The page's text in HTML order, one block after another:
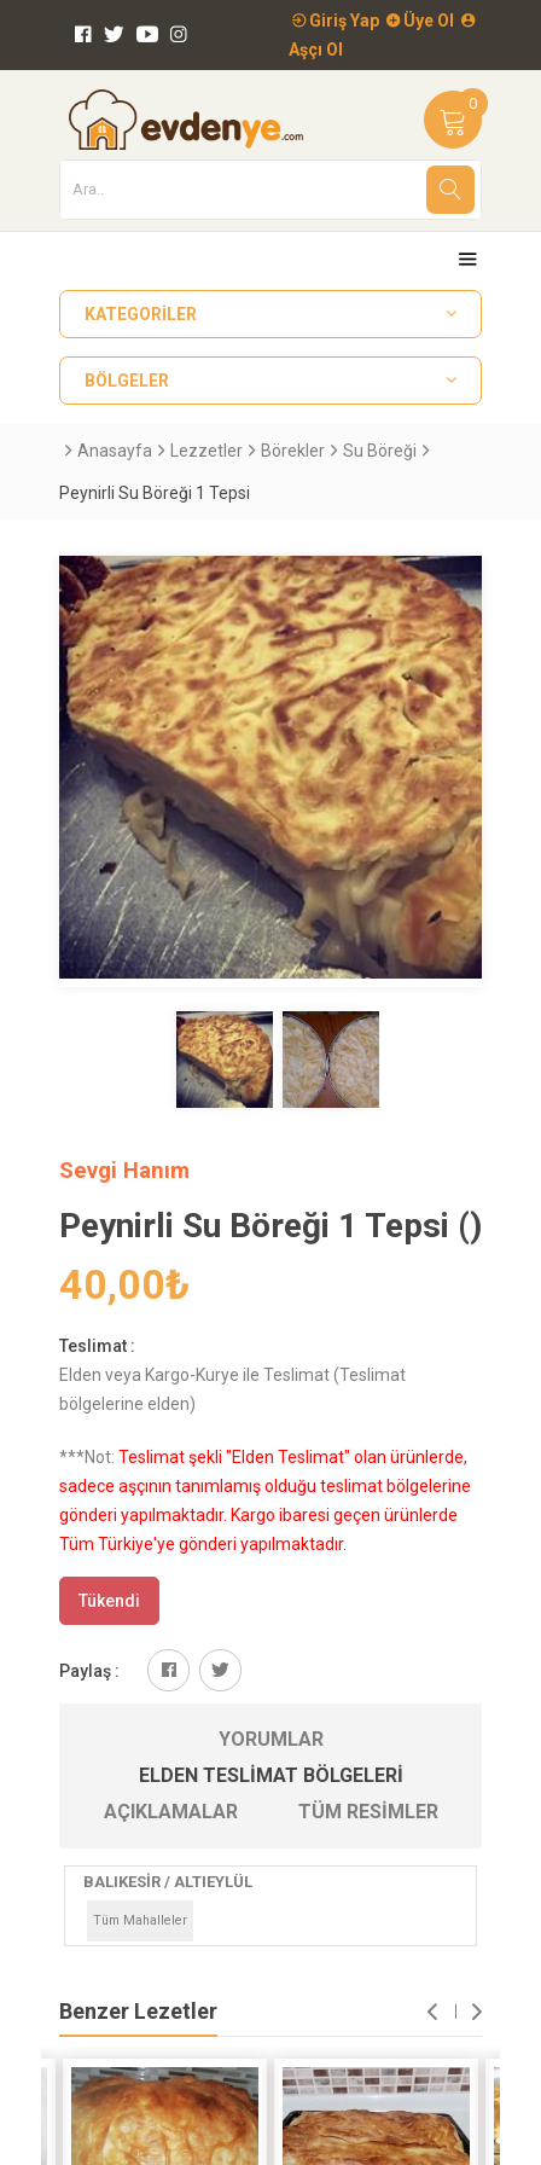
Giriş Yap
Üye Ol
Aşçı Ol
0
KATEGORILER
BÖLGELER
Anasayfa Lezzetler Börekler Su Böreği
Peynirli Su Böreği 1 Tepsi
Sevgi Hanım
Peynirli Su Böreği 1 Tepsi ()
40,00₺
Teslimat :
Elden veya Kargo-Kurye ile Teslimat (Teslimat
bölgelerine elden)
***Not: Teslimat şekli "Elden Teslimat" olan ürünlerde,
sadece aşçının tanımlamış olduğu teslimat bölgelerine
gönderi yapılmaktadır. Kargo ibaresi geçen ürünlerde
Tüm Türkiye'ye gönderi yapılmaktadır.
Tükendi
Paylaş :
YORUMLAR
ELDEN TESLIMAT BÖLGELERI
AÇIKLAMALAR
TÜM RESIMLER
BALIKESİR / ALTIEYLÜL
Tüm Mahalleler
Benzer Lezetler